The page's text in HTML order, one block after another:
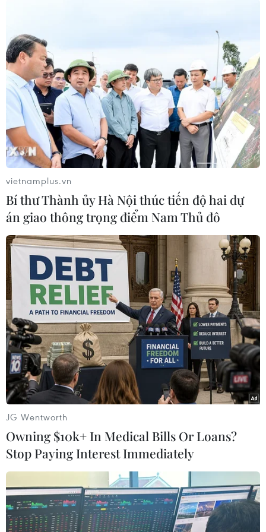
liều: Mũi 1 là 10.205.919 liều; Mũi 2 là 8.430.719
liều./.
(Vietnam+)
#COVID-19 #Ca bệnh thở ôxy
#Bệnh nhân nặng
#Bệnh nhân khỏi bệnh
#Số ca mắc COVID-19 tăng
Theo dõi VietnamPlus
vietnamplus.vn
Bí thư Thành ủy Hà Nội thúc tiến độ hai dự
án giao thông trọng điểm Nam Thủ đô
JG Wentworth
Owning $10k+ In Medical Bills Or Loans?
Stop Paying Interest Immediately